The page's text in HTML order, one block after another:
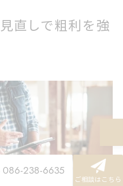
直しで粗利を強
086-238-6635
ご相談はこちら